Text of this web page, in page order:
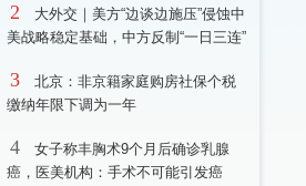
2
大外交｜美方“边谈边施压”侵蚀中
美战略稳定基础，中方反制“一日三连”
3
北京：非京籍家庭购房社保个税
缴纳年限下调为一年
4
女子称丰胸术9个月后确诊乳腺
癌，医美机构：手术不可能引发癌